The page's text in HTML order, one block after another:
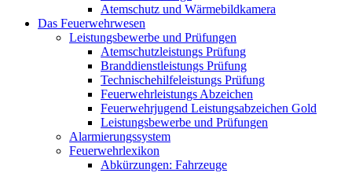
Atemschutz und Wärmebildkamera
Das Feuerwehrwesen
Leistungsbewerbe und Prüfungen
Atemschutzleistungs Prüfung
Branddienstleistungs Prüfung
Technischehilfeleistungs Prüfung
Feuerwehrleistungs Abzeichen
Feuerwehrjugend Leistungsabzeichen Gold
Leistungsbewerbe und Prüfungen
Alarmierungssystem
Feuerwehrlexikon
Abkürzungen: Fahrzeuge